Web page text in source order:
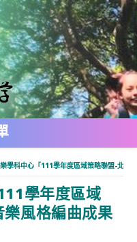
學科中心「111學年度區域策略聯盟-北區-
學年度區域
風格編曲成果